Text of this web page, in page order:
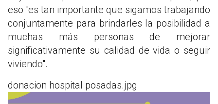
eso "es tan importante que sigamos trabajando
conjuntamente para brindarles la posibilidad a
muchas más personas de mejorar
significativamente su calidad de vida o seguir
viviendo".
donacion hospital posadas.jpg